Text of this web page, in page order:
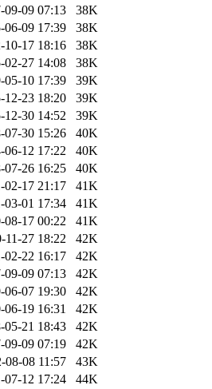
09-09 07:13
38K
06-09 17:39
38K
10-17 18:16
38K
02-27 14:08
38K
05-10 17:39
39K
12-23 18:20
39K
12-30 14:52
39K
07-30 15:26
40K
06-12 17:22
40K
07-26 16:25
40K
02-17 21:17
41K
03-01 17:34
41K
08-17 00:22
41K
11-27 18:22
42K
02-22 16:17
42K
09-09 07:13
42K
06-07 19:30
42K
06-19 16:31
42K
05-21 18:43
42K
09-09 07:19
42K
08-08 11:57
43K
07-12 17:24
44K